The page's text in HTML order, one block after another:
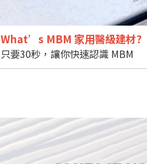
What’s MBM 家用醫級建材?
只要30秒，讓你快速認識 MBM